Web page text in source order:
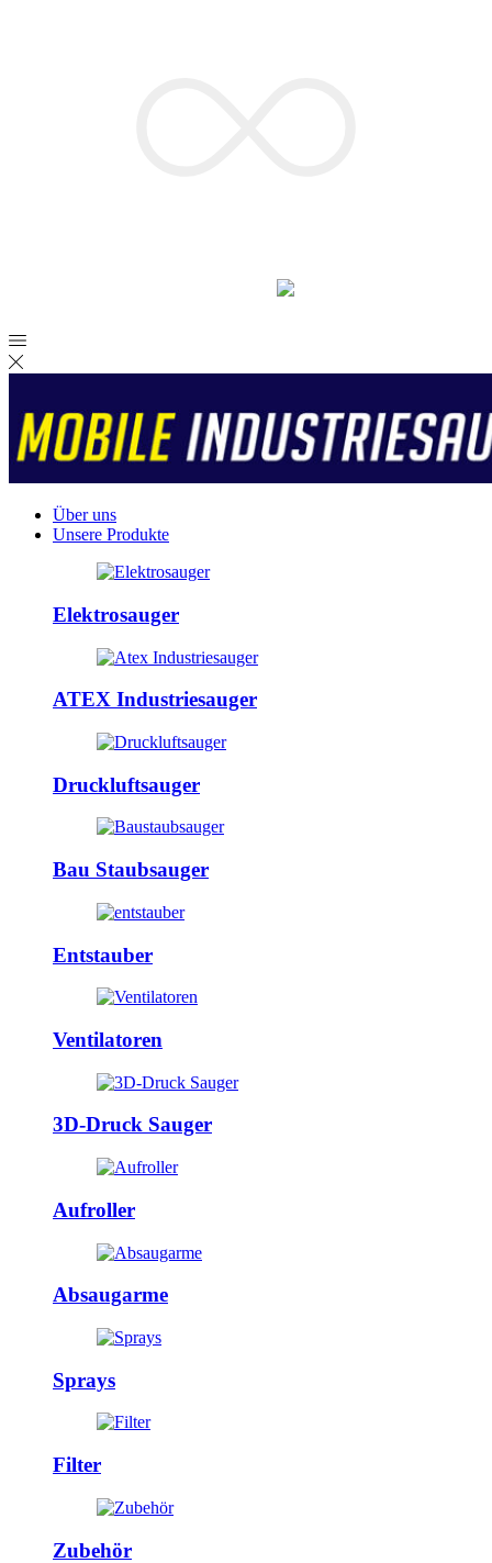
Kostenlose Fachberatung
Über uns
Unsere Produkte
Elektrosauger
ATEX Industriesauger
Druckluftsauger
Bau Staubsauger
Entstauber
Ventilatoren
3D-Druck Sauger
Aufroller
Absaugarme
Sprays
Filter
Zubehör